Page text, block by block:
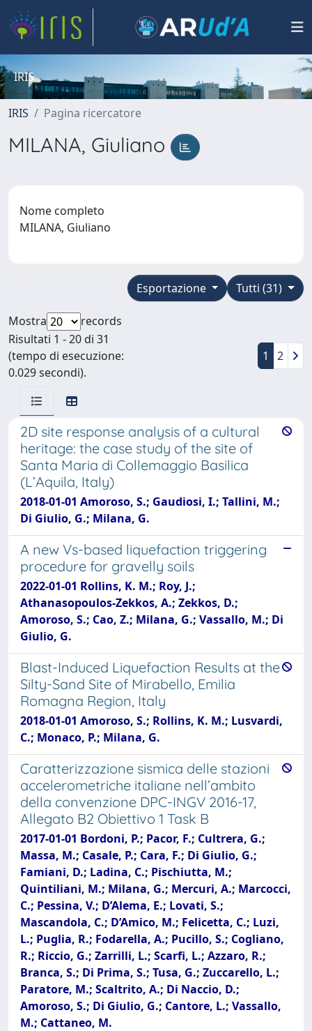
IRIS
IRIS Pagina ricercatore
MILANA, Giuliano
Nome completo
MILANA, Giuliano
Tutti (31)
Esportazione
Mostra
records
Risultati 1 - 20 di 31
(tempo di esecuzione:
0.029 secondi).
1 2
2D site response analysis of a cultural
heritage: the case study of the site of
Santa Maria di Collemaggio Basilica
(L’Aquila, Italy)
2018-01-01 Amoroso, S.; Gaudiosi, I.; Tallini, M.;
Di Giulio, G.; Milana, G.
A new Vs-based liquefaction triggering
procedure for gravelly soils
2022-01-01 Rollins, K. M.; Roy, J.;
Athanasopoulos-Zekkos, A.; Zekkos, D.;
Amoroso, S.; Cao, Z.; Milana, G.; Vassallo, M.; Di
Giulio, G.
Blast-Induced Liquefaction Results at the
Silty-Sand Site of Mirabello, Emilia
Romagna Region, Italy
2018-01-01 Amoroso, S.; Rollins, K. M.; Lusvardi,
C.; Monaco, P.; Milana, G.
Caratterizzazione sismica delle stazioni
accelerometriche italiane nell’ambito
della convenzione DPC-INGV 2016-17,
Allegato B2 Obiettivo 1 Task B
2017-01-01 Bordoni, P.; Pacor, F.; Cultrera, G.;
Massa, M.; Casale, P.; Cara, F.; Di Giulio, G.;
Famiani, D.; Ladina, C.; Pischiutta, M.;
Quintiliani, M.; Milana, G.; Mercuri, A.; Marcocci,
C.; Pessina, V.; D’Alema, E.; Lovati, S.;
Mascandola, C.; D’Amico, M.; Felicetta, C.; Luzi,
L.; Puglia, R.; Fodarella, A.; Pucillo, S.; Cogliano,
R.; Riccio, G.; Zarrilli, L.; Scarfi, L.; Azzaro, R.;
Branca, S.; Di Prima, S.; Tusa, G.; Zuccarello, L.;
Paratore, M.; Scaltrito, A.; Di Naccio, D.;
Amoroso, S.; Di Giulio, G.; Cantore, L.; Vassallo,
M.; Cattaneo, M.